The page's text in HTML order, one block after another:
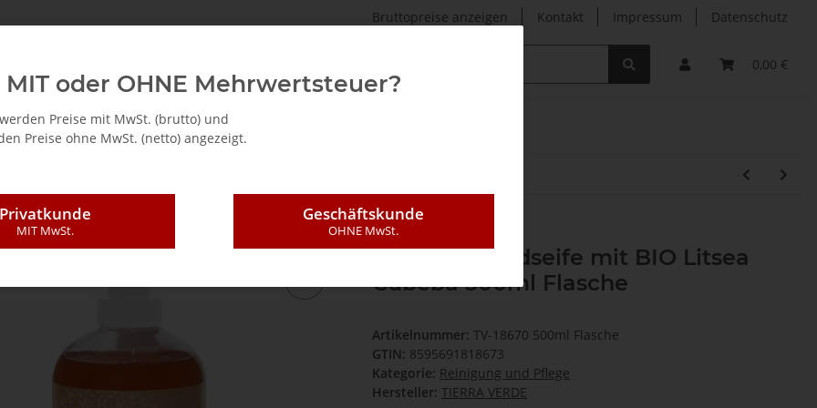
Bruttopreise anzeigen Kontakt Impressum Datenschutz
0,00 €
mit BIO Litsea Cubeba
Flüssige Handseife mit BIO Litsea
Cubeba 500ml Flasche
Artikelnummer: TV-18670 500ml Flasche
GTIN: 8595691818673
Kategorie: Reinigung und Pflege
Hersteller: TIERRA VERDE
MIT oder OHNE Mehrwertsteuer?
Preise mit MwSt. (brutto) und
Preise ohne MwSt. (netto) angezeigt.
Privatkunde
MIT MwSt.
Geschäftskunde
OHNE MwSt.